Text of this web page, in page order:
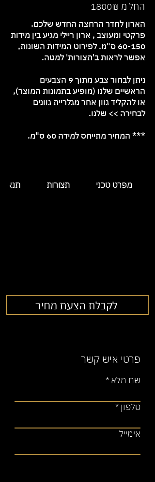
החל מ 1800₪
הארון לחדר הרחצה החדש שלכם.
פרקטי ומעוצב , ארון ריילי מגיע בין מידות
60-150 ס"מ. לפירוט המידות השונות,
אפשר לראות ב'תצורות' למטה.
ניתן לבחור צבע מתוך 9 הצבעים
הראשיים שלנו (מופיע בתמונות המוצר),
או להקליד גוון אחר מגלריית גוונים
לבחירה >> שלנו.
*** המחיר מתייחס למידה 60 ס"מ.
מפרט טכני תצורות
לקבלת הצעת מחיר
פרטי איש קשר
שם מלא
טלפון
אימייל